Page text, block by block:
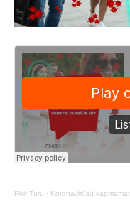
Fikir Turu · Koronavirüsü